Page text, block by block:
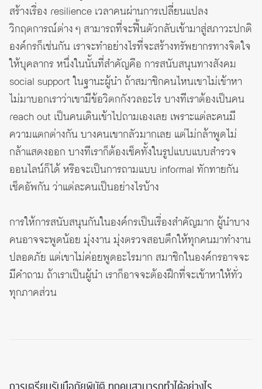
สร้างเรื่อง resilience เวลาคนผ่านการเปลี่ยนแปลง
วิกฤตการณ์ต่าง ๆ สามารถที่จะฟื้นตัวกลับเข้ามาสู่สภาวะปกติ
องค์กรก็เช่นกัน เราจะทำอย่างไรที่จะสร้างทรัพยากรทางจิตใจ
ให้บุคลากร หนึ่งในนั้นที่สำคัญคือ การสนับสนุนทางสังคม
social support ในฐานะผู้นำ ถ้าสมาชิกคนไหนเขาไม่เข้าหา
ไม่มาบอกเราว่าเขามีข้อวิตกกังวลอะไร บางทีเราต้องเป็นคน
reach out เป็นคนเดินเข้าไปถามเองเลย เพราะแต่ละคนมี
ความแตกต่างกัน บางคนเขากลัวมากเลย แต่ไม่กล้าพูดไม่
กล้าแสดงออก บางทีเราก็ต้องเช็คทั้งในรูปแบบแบบสำรวจ
ออนไลน์ก็ได้ หรือจะเป็นการถามแบบ informal ทักทายกัน
เช็คอัพกัน ว่าแต่ละคนเป็นอย่างไรบ้าง
การให้การสนับสนุนกันในองค์กรเป็นเรื่องสำคัญมาก ผู้นำบาง
คนอาจจะพูดน้อย มุ่งงาน มุ่งตรวจสอบตึกให้ทุกคนมาทำงาน
ปลอดภัย แต่เขาไม่ค่อยพูดอะไรมาก สมาชิกในองค์กรอาจจะ
มีคำถาม ถ้าเราเป็นผู้นำ เราก็อาจจะต้องฝึกที่จะเข้าหาให้ทั่ว
ทุกภาคส่วน